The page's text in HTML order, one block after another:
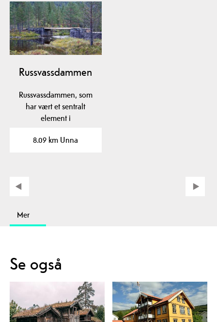
Russvassdammen
Russvassdammen, som
har vært et sentralt
element i
Fardøl siden 1860,…
8.09 km Unna
Mer
Se også